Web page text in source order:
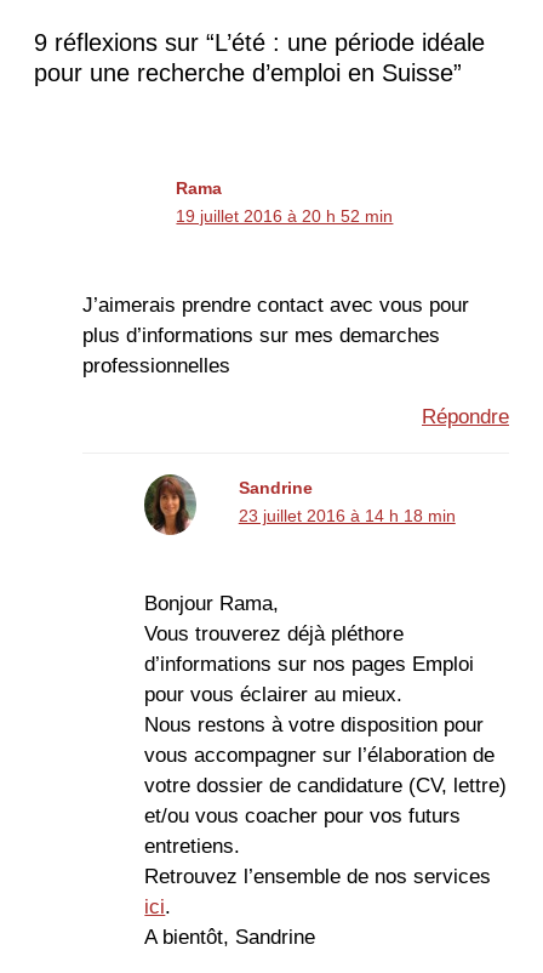
9 réflexions sur “L’été : une période idéale
pour une recherche d’emploi en Suisse”
Rama
19 juillet 2016 à 20 h 52 min
J’aimerais prendre contact avec vous pour
plus d’informations sur mes demarches
professionnelles
Répondre
Sandrine
23 juillet 2016 à 14 h 18 min
Bonjour Rama,
Vous trouverez déjà pléthore
d’informations sur nos pages Emploi
pour vous éclairer au mieux.
Nous restons à votre disposition pour
vous accompagner sur l’élaboration de
votre dossier de candidature (CV, lettre)
et/ou vous coacher pour vos futurs
entretiens.
Retrouvez l’ensemble de nos services
ici.
A bientôt, Sandrine